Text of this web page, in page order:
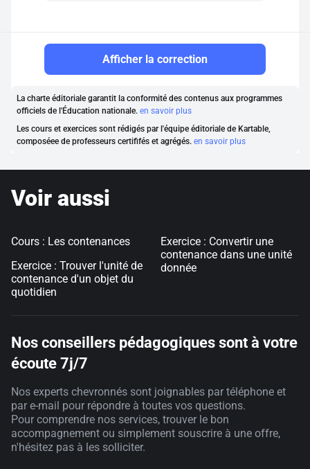
Afficher la correction
La charte éditoriale garantit la conformité des contenus aux programmes
officiels de l'Éducation nationale. en savoir plus
Les cours et exercices sont rédigés par l'équipe éditoriale de Kartable,
composéee de professeurs certififés et agrégés. en savoir plus
Voir aussi
Cours : Les contenances
Exercice : Trouver l'unité de
contenance d'un objet du
quotidien
Exercice : Convertir une
contenance dans une unité
donnée
Nos conseillers pédagogiques sont à votre
écoute 7j/7
Nos experts chevronnés sont joignables par téléphone et
par e-mail pour répondre à toutes vos questions.
Pour comprendre nos services, trouver le bon
accompagnement ou simplement souscrire à une offre,
n'hésitez pas à les solliciter.